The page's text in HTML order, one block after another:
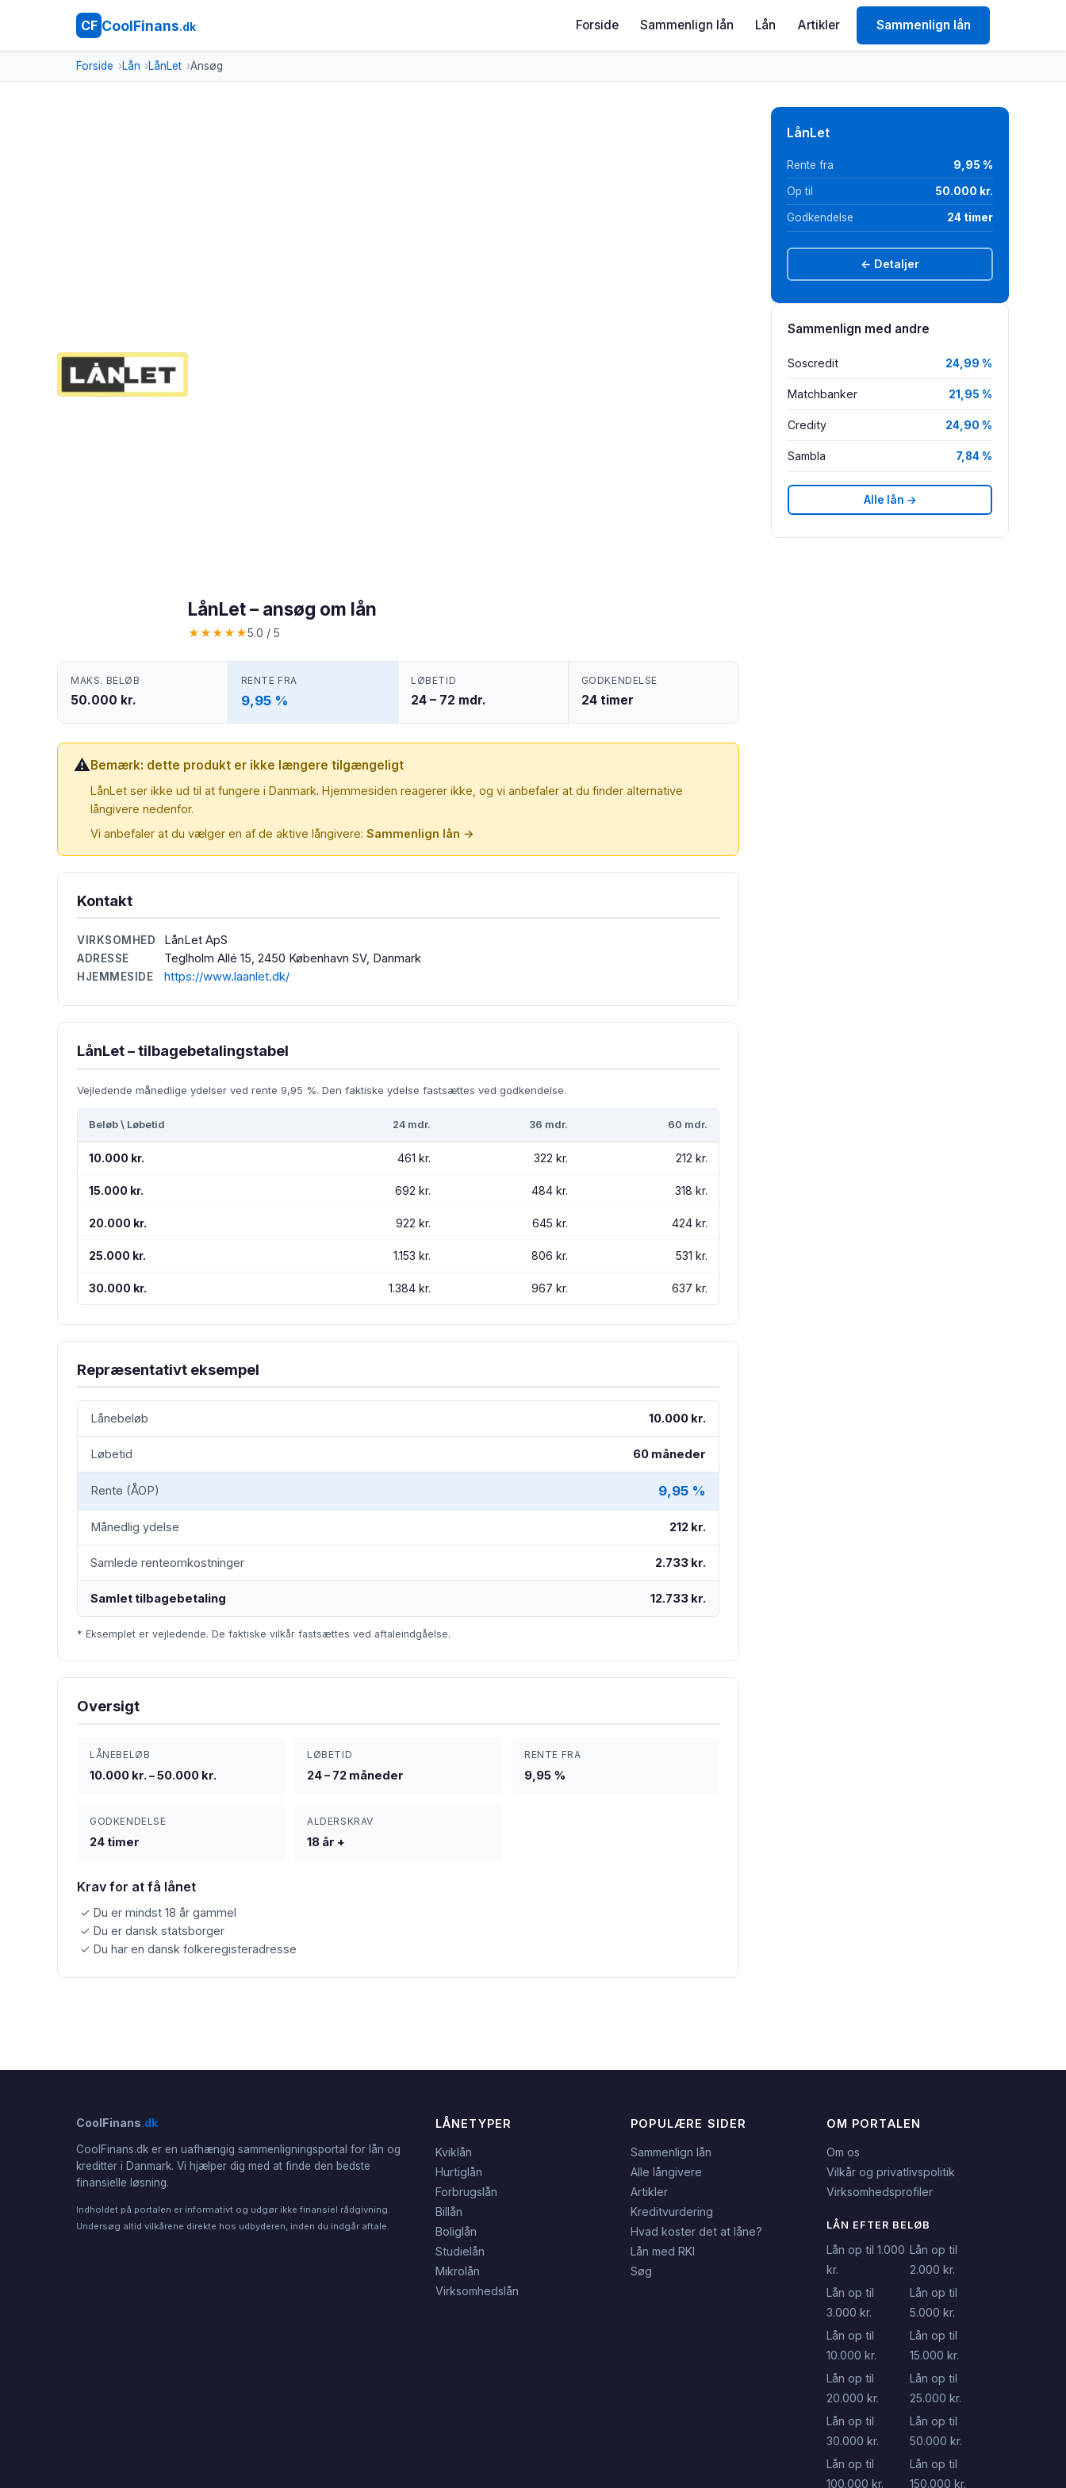
CF CoolFinans.dk Forside Sammenlign lån Lån Artikler Sammenlign lån
Forside Lån LånLet Ansøg
LånLet – ansøg om lån
★★★★★5.0 / 5
MAKS. BELØB
50.000 kr.
RENTE FRA
9,95 %
LØBETID
24 – 72 mdr.
GODKENDELSE
24 timer
⚠️Bemærk: dette produkt er ikke længere tilgængeligt
LånLet ser ikke ud til at fungere i Danmark. Hjemmesiden reagerer ikke, og vi anbefaler at du finder alternative
långivere nedenfor.
Vi anbefaler at du vælger en af de aktive långivere: Sammenlign lån →
Kontakt
VIRKSOMHED LånLet ApS
ADRESSE Teglholm Allé 15, 2450 København SV, Danmark
HJEMMESIDE https://www.laanlet.dk/
LånLet – tilbagebetalingstabel
Vejledende månedlige ydelser ved rente 9,95 %. Den faktiske ydelse fastsættes ved godkendelse.
Beløb \ Løbetid 24 mdr. 36 mdr. 60 mdr.
10.000 kr. 461 kr. 322 kr. 212 kr.
15.000 kr. 692 kr. 484 kr. 318 kr.
20.000 kr. 922 kr. 645 kr. 424 kr.
25.000 kr. 1.153 kr. 806 kr. 531 kr.
30.000 kr. 1.384 kr. 967 kr. 637 kr.
Repræsentativt eksempel
Lånebeløb 10.000 kr.
Løbetid 60 måneder
Rente (ÅOP) 9,95 %
Månedlig ydelse 212 kr.
Samlede renteomkostninger 2.733 kr.
Samlet tilbagebetaling 12.733 kr.
* Eksemplet er vejledende. De faktiske vilkår fastsættes ved aftaleindgåelse.
Oversigt
LÅNEBELØB
10.000 kr. – 50.000 kr.
LØBETID
24 – 72 måneder
RENTE FRA
9,95 %
GODKENDELSE
24 timer
ALDERSKRAV
18 år +
Krav for at få lånet
✓ Du er mindst 18 år gammel
✓ Du er dansk statsborger
✓ Du har en dansk folkeregisteradresse
LånLet
Rente fra 9,95 %
Op til 50.000 kr.
Godkendelse 24 timer
← Detaljer
Sammenlign med andre
Soscredit 24,99 %
Matchbanker 21,95 %
Credity 24,90 %
Sambla 7,84 %
Alle lån →
CoolFinans.dk
CoolFinans.dk er en uafhængig sammenligningsportal for lån og
kreditter i Danmark. Vi hjælper dig med at finde den bedste
finansielle løsning.
Indholdet på portalen er informativt og udgør ikke finansiel rådgivning.
Undersøg altid vilkårene direkte hos udbyderen, inden du indgår aftale.
LÅNETYPER
Kviklån
Hurtiglån
Forbrugslån
Billån
Boliglån
Studielån
Mikrolån
Virksomhedslån
POPULÆRE SIDER
Sammenlign lån
Alle långivere
Artikler
Kreditvurdering
Hvad koster det at låne?
Lån med RKI
Søg
OM PORTALEN
Om os
Vilkår og privatlivspolitik
Virksomhedsprofiler
LÅN EFTER BELØB
Lån op til 1.000
kr.
Lån op til
2.000 kr.
Lån op til
3.000 kr.
Lån op til
5.000 kr.
Lån op til
10.000 kr.
Lån op til
15.000 kr.
Lån op til
20.000 kr.
Lån op til
25.000 kr.
Lån op til
30.000 kr.
Lån op til
50.000 kr.
Lån op til
100.000 kr.
Lån op til
150.000 kr.